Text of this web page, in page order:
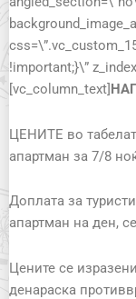
!important;}\”
[vc_column_text]
ЦЕНИТЕ во
апартман за 7/8
Доплата за
апартман на ден,
Цените се
денараска